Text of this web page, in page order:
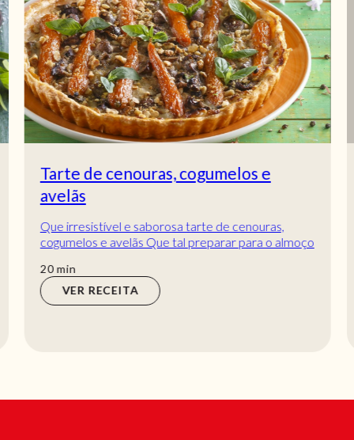
Tarte de cenouras, cogumelos e
avelãs
Que irresistível e saborosa tarte de cenouras,
cogumelos e avelãs Que tal preparar para o almoço
20min
min
VER RECEITA